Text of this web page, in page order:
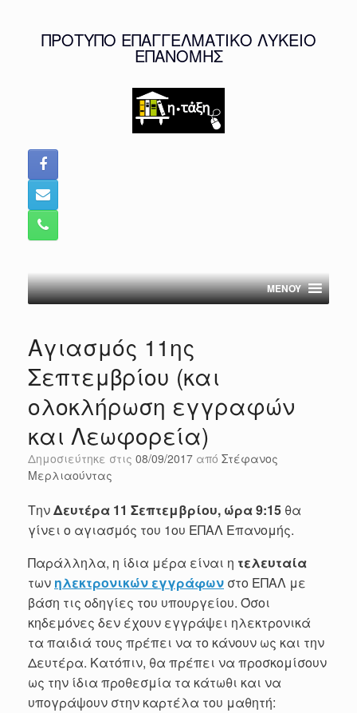
ΠΡΟΤΥΠΟ ΕΠΑΓΓΕΛΜΑΤΙΚΟ ΛΥΚΕΙΟ
ΕΠΑΝΟΜΗΣ
MENOY
Αγιασμός 11ης
Σεπτεμβρίου (και
ολοκλήρωση εγγραφών
και Λεωφορεία)
Δημοσιεύτηκε στις 08/09/2017 από Στέφανος
Μερλιαούντας
ΤηνΔευτέρα 11 Σεπτεμβρίου, ώρα 9:15 θα
γίνει ο αγιασμός του 1ου ΕΠΑΛ Επανομής.
Παράλληλα, η ίδια μέρα είναι η τελευταία
των ηλεκτρονικών εγγράφων στο ΕΠΑΛ με
βάση τις οδηγίες του υπουργείου. Όσοι
κηδεμόνες δεν έχουν εγγράψει ηλεκτρονικά
τα παιδιά τους πρέπει να το κάνουν ως και την
Δευτέρα. Κατόπιν, θα πρέπει να προσκομίσουν
ως την ίδια προθεσμία τα κάτωθι και να
υπογράψουν στην καρτέλα του μαθητή: